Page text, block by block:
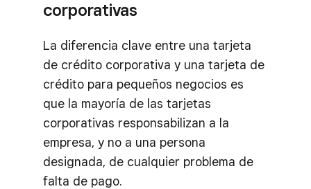
corporativas
La diferencia clave entre una tarjeta
de crédito corporativa y una tarjeta de
crédito para pequeños negocios es
que la mayoría de las tarjetas
corporativas responsabilizan a la
empresa, y no a una persona
designada, de cualquier problema de
falta de pago.